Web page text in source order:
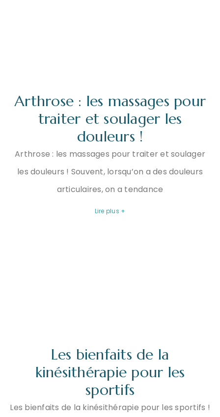
Arthrose : les massages pour
traiter et soulager les
douleurs !
Arthrose : les massages pour traiter et soulager
les douleurs ! Souvent, lorsqu’on a des douleurs
articulaires, on a tendance
Lire plus +
Les bienfaits de la
kinésithérapie pour les
sportifs
Les bienfaits de la kinésithérapie pour les sportifs !